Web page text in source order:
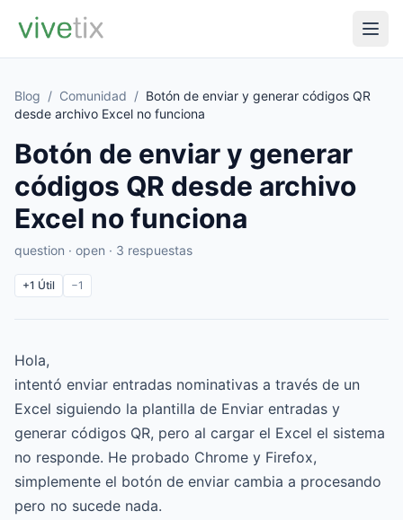
Blog / Comunidad / Botón de enviar y generar códigos QR
desde archivo Excel no funciona
Botón de enviar y generar
códigos QR desde archivo
Excel no funciona
question · open · 3 respuestas
+1 Útil −1
Hola,
intentó enviar entradas nominativas a través de un
Excel siguiendo la plantilla de Enviar entradas y
generar códigos QR, pero al cargar el Excel el sistema
no responde. He probado Chrome y Firefox,
simplemente el botón de enviar cambia a procesando
pero no sucede nada.